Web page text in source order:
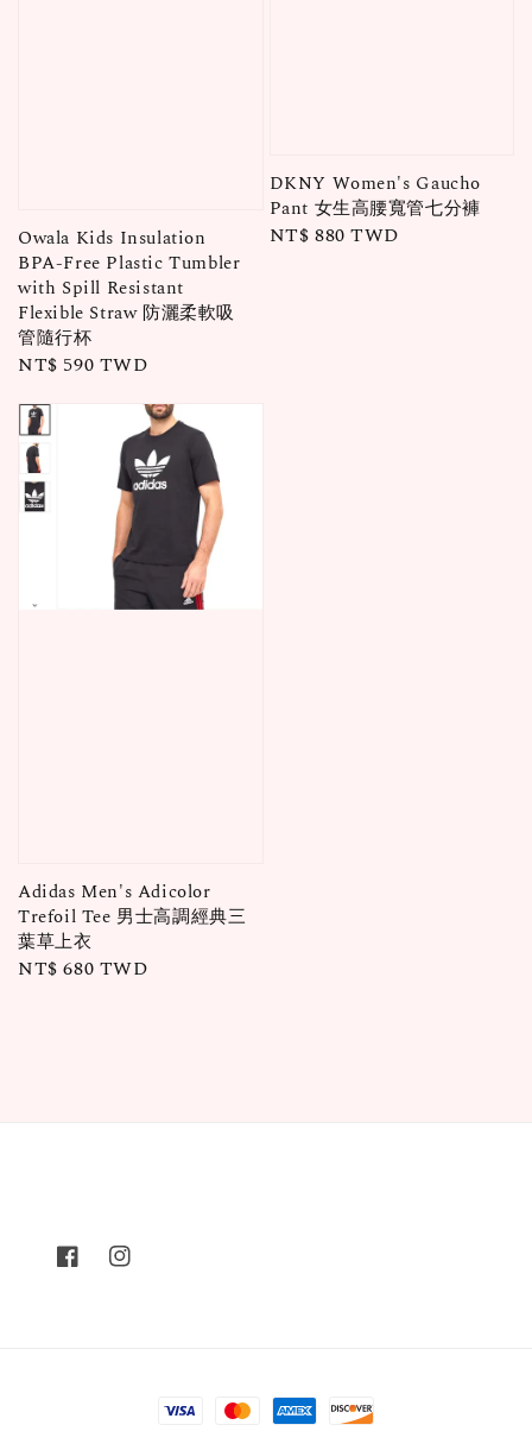
Owala Kids Insulation
BPA-Free Plastic Tumbler
with Spill Resistant
Flexible Straw 防灑柔軟吸
管隨行杯
Regular
NT$ 590 TWD
DKNY Women's Gaucho
Pant 女生高腰寬管七分褲
Regular
NT$ 880 TWD
Adidas Men's Adicolor
Trefoil Tee 男士高調經典三
葉草上衣
Regular
NT$ 680 TWD